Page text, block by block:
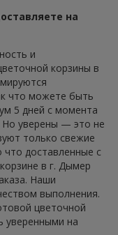
на
и
корзины в
что можете быть
5 дней с момента
Но уверены — это не
только свежие
доставленные с
в г. Дымер
Наши
выполнения.
цветочной
уверенными на